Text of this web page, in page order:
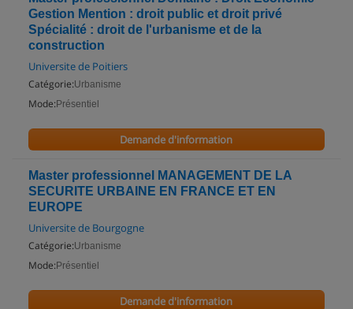
Gestion Mention : droit public et droit privé
Spécialité : droit de l'urbanisme et de la
construction
Universite de Poitiers
Catégorie:Urbanisme
Mode: Présentiel
Demande d'information
Master professionnel MANAGEMENT DE LA
SECURITE URBAINE EN FRANCE ET EN
EUROPE
Universite de Bourgogne
Catégorie:Urbanisme
Mode: Présentiel
Demande d'information